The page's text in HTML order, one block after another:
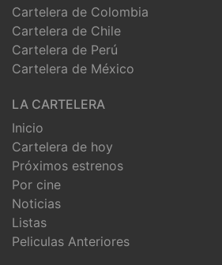
Cartelera de Colombia
Cartelera de Chile
Cartelera de Perú
Cartelera de México
LA CARTELERA
Inicio
Cartelera de hoy
Próximos estrenos
Por cine
Noticias
Listas
Peliculas Anteriores